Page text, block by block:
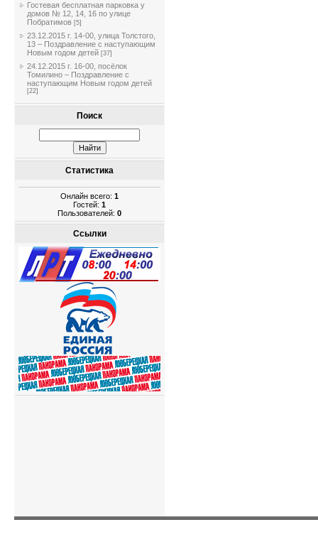
Гостевая бесплатная парковка у
домов № 12, 14, 16 по улице
Побратимов [5]
23.12.2015 г. 14-00, улица Толстого,
13 – Поздравление с наступающим
Новым годом детей [37]
24.12.2015 г. 16-00, посёлок
Томилино – Поздравление с
наступающим Новым годом детей
[22]
Поиск
Статистика
Онлайн всего: 1
Гостей: 1
Пользователей: 0
Ссылки